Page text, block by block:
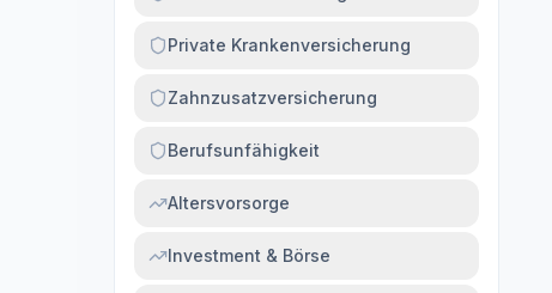
Private Krankenversicherung
Zahnzusatzversicherung
Berufsunfähigkeit
Altersvorsorge
Investment & Börse